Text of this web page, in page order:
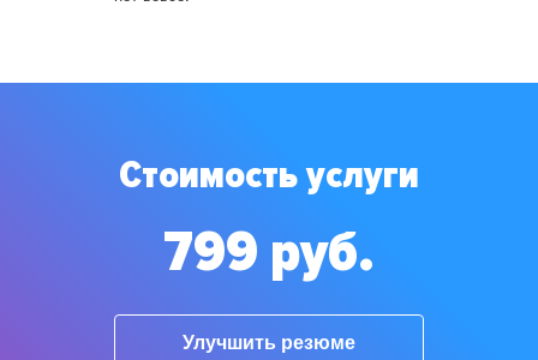
Стоимость услуги
799 руб.
Улучшить резюме